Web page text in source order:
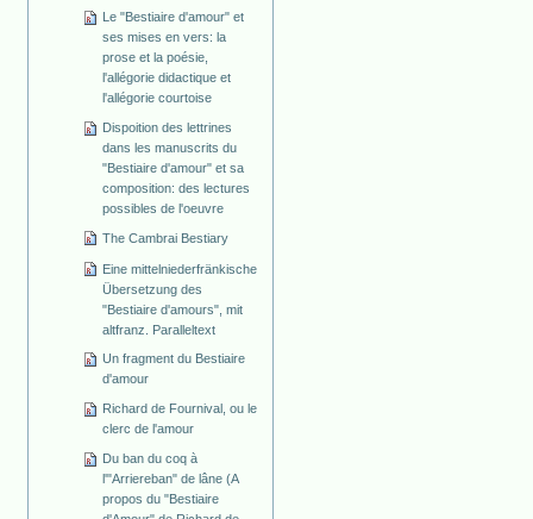
Le "Bestiaire d'amour" et
ses mises en vers: la
prose et la poésie,
l'allégorie didactique et
l'allégorie courtoise
Dispoition des lettrines
dans les manuscrits du
"Bestiaire d'amour" et sa
composition: des lectures
possibles de l'oeuvre
The Cambrai Bestiary
Eine mittelniederfränkische
Übersetzung des
"Bestiaire d'amours", mit
altfranz. Paralleltext
Un fragment du Bestiaire
d'amour
Richard de Fournival, ou le
clerc de l'amour
Du ban du coq à
l'"Arriereban" de lâne (A
propos du "Bestiaire